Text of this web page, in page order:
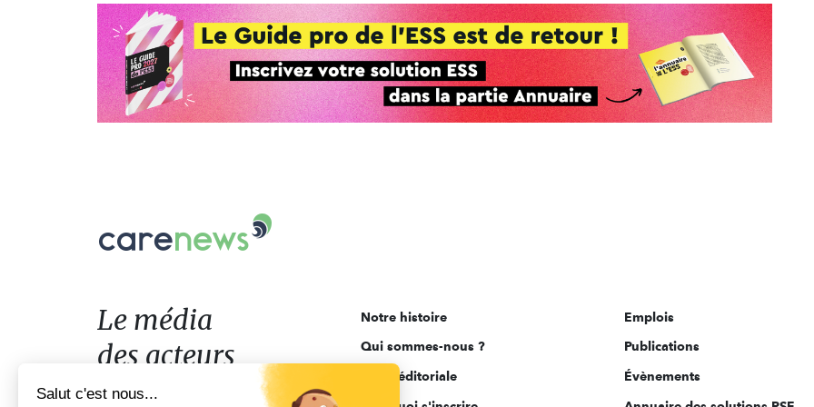
Le
acteurs
de
l'engagement
Le média
des acteurs
de l'engagement
Notre histoire
Qui sommes-nous ?
Ligne éditoriale
Emplois
Publications
Évènements
Salut c'est nous...